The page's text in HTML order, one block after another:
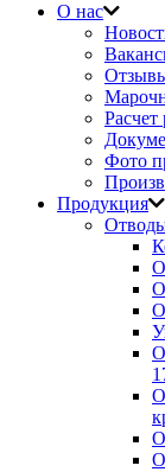
О нас
Расчет
Фото
Продукция